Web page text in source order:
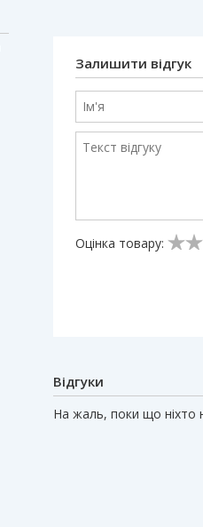
Залишити відгук
Оцінка товару:
Відгуки
На жаль, поки що ніхто